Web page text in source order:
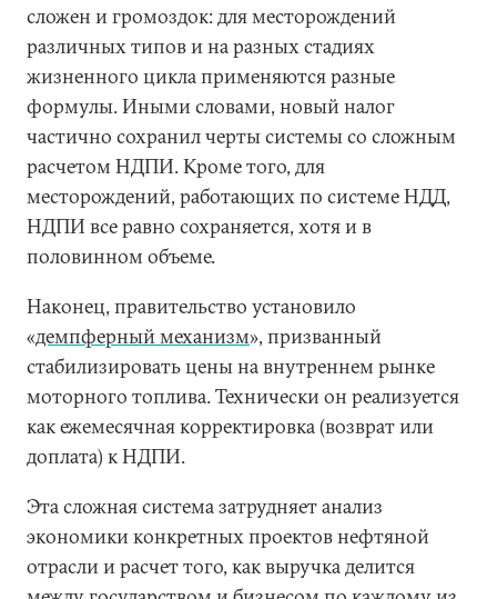
сложен и громоздок: для месторождений
различных типов и на разных стадиях
жизненного цикла применяются разные
формулы. Иными словами, новый налог
частично сохранил черты системы со сложным
расчетом НДПИ. Кроме того, для
месторождений, работающих по системе НДД,
НДПИ все равно сохраняется, хотя и в
половинном объеме.
Наконец, правительство установило
«демпферный механизм», призванный
стабилизировать цены на внутреннем рынке
моторного топлива. Технически он реализуется
как ежемесячная корректировка (возврат или
доплата) к НДПИ.
Эта сложная система затрудняет анализ
экономики конкретных проектов нефтяной
отрасли и расчет того, как выручка делится